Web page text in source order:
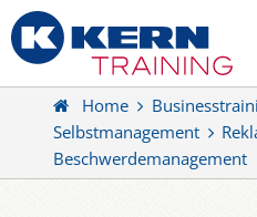
Home
Selbstmanagement
Beschwerdemanagement